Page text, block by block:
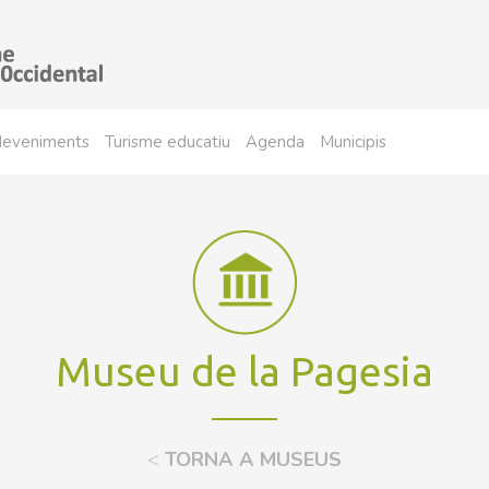
Turisme educatiu Agenda Municipis
Museu de la Pagesia
< TORNA A MUSEUS